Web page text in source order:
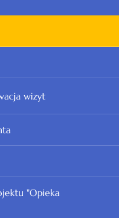
wizyt
"Opieka